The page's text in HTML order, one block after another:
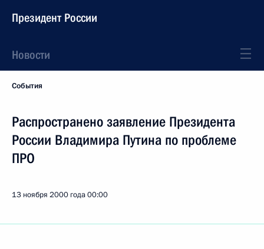
Президент России
Новости
События
Распространено заявление Президента
России Владимира Путина по проблеме
ПРО
13 ноября 2000 года00:00